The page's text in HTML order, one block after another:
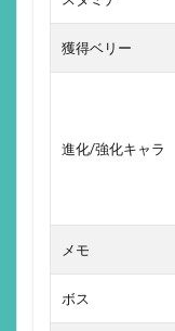
獲得ベリー
進化/強化キャラ
メモ
ボス